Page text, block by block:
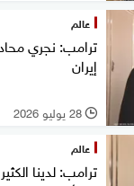
عالم
ترامب: نجري
إيران
l 28 يوليو 2026
عالم
ترامب: لدينا